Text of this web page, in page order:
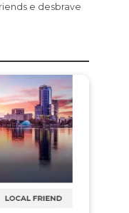
e desbrave